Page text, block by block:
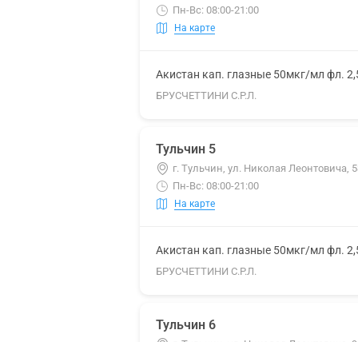
Пн-Вс: 08:00-21:00
На карте
Акистан кап. глазные 50мкг/мл фл.
БРУСЧЕТТИНИ С.Р.Л.
Тульчин 5
г. Тульчин, ул. Николая Леонтовича,
Пн-Вс: 08:00-21:00
На карте
Акистан кап. глазные 50мкг/мл фл.
БРУСЧЕТТИНИ С.Р.Л.
Тульчин 6